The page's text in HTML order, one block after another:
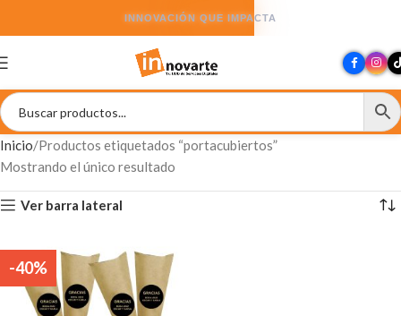
INNOVACIÓN QUE IMPACTA
Inicio Productos etiquetados “portacubiertos”
Mostrando el único resultado
Ver barra lateral
-40%